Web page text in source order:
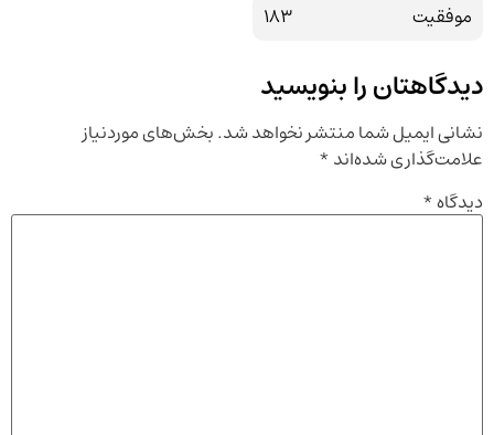
موفقیت
183
دیدگاهتان را بنویسید
نشانی ایمیل شما منتشر نخواهد شد.بخش‌های موردنیاز
علامت‌گذاری شده‌اند*
دیدگاه*